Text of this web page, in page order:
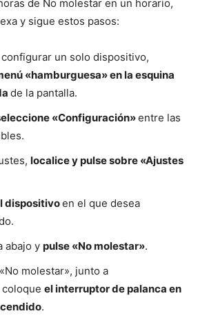
de No molestar en un horario,
y sigue estos pasos:
un solo dispositivo,
«hamburguesa» en la esquina
de la pantalla.
«Configuración»entre las
localice y pulse sobre «Ajustes
dispositivoen el que desea
abajo y pulse «No molestar».
molestar», junto a
coloque el interruptor de palanca en
.